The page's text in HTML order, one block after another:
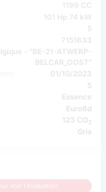
1199 CC
101 Hp 74 kW
5
7151633
- "BE-21-ATWERP-
BELCAR_OOST"
01/10/2023
5
Essence
Euro6d
123 CO2
Gris
voir l'évaluation